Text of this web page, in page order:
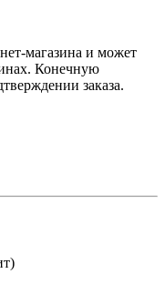
магазина и может
Конечную
заказа.